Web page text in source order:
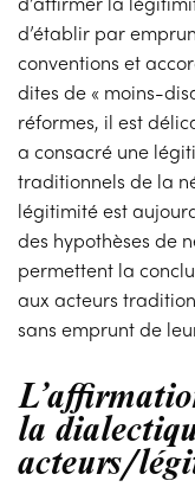
d’établir par
conventions et
dites de « moins-
réformes, il est
a consacré une
traditionnels de la
légitimité est
des hypothèses de
permettent la
aux acteurs
sans emprunt de
la
acteurs/